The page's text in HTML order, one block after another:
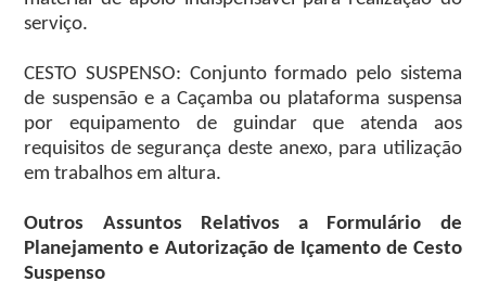
serviço.
CESTO SUSPENSO: Conjunto formado pelo sistema
de suspensão e a Caçamba ou plataforma suspensa
por equipamento de guindar que atenda aos
requisitos de segurança deste anexo, para utilização
em trabalhos em altura.
Outros Assuntos Relativos a Formulário de
Planejamento e Autorização de Içamento de Cesto
Suspenso